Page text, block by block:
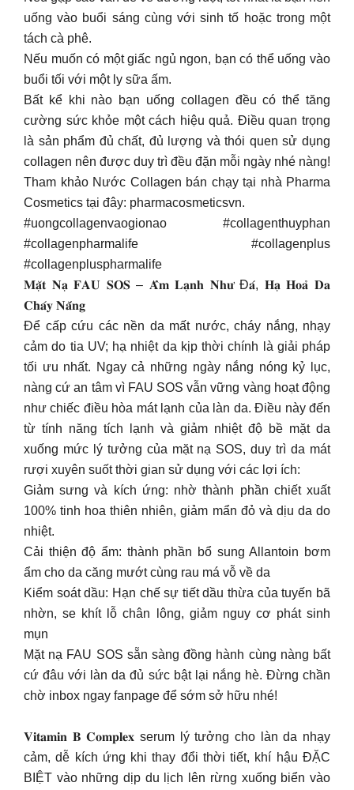
uống vào buổi sáng cùng với sinh tố hoặc trong một
tách cà phê.
Nếu muốn có một giấc ngủ ngon, bạn có thể uống vào
buổi tối với một ly sữa ấm.
Bất kể khi nào bạn uống collagen đều có thể tăng
cường sức khỏe một cách hiệu quả. Điều quan trọng
là sản phẩm đủ chất, đủ lượng và thói quen sử dụng
collagen nên được duy trì đều đặn mỗi ngày nhé nàng!
Tham khảo Nước Collagen bán chạy tại nhà Pharma
Cosmetics tại đây: pharmacosmeticsvn.
#uongcollagenvaogionao #collagenthuyphan
#collagenpharmalife #collagenplus
#collagenpluspharmalife
𝐌𝐚̣̆𝐭 𝐍𝐚̣ 𝐅𝐀𝐔 𝐒𝐎𝐒 – 𝐀̂̉𝐦 𝐋𝐚̣𝐧𝐡 𝐍𝐡𝐮̛ Đ𝐚́, 𝐇𝐚̣ 𝐇𝐨𝐚̉ 𝐃𝐚
𝐂𝐡𝐚́𝐲 𝐍𝐚̆́𝐧𝐠
Để cấp cứu các nền da mất nước, cháy nắng, nhạy
cảm do tia UV; hạ nhiệt da kịp thời chính là giải pháp
tối ưu nhất. Ngay cả những ngày nắng nóng kỷ lục,
nàng cứ an tâm vì FAU SOS vẫn vững vàng hoạt động
như chiếc điều hòa mát lạnh của làn da. Điều này đến
từ tính năng tích lạnh và giảm nhiệt độ bề mặt da
xuống mức lý tưởng của mặt nạ SOS, duy trì da mát
rượi xuyên suốt thời gian sử dụng với các lợi ích:
Giảm sưng và kích ứng: nhờ thành phần chiết xuất
100% tinh hoa thiên nhiên, giảm mẩn đỏ và dịu da do
nhiệt.
Cải thiện độ ẩm: thành phần bổ sung Allantoin bơm
ẩm cho da căng mướt cùng rau má vỗ về da
Kiểm soát dầu: Hạn chế sự tiết dầu thừa của tuyến bã
nhờn, se khít lỗ chân lông, giảm nguy cơ phát sinh
mụn
Mặt nạ FAU SOS sẵn sàng đồng hành cùng nàng bất
cứ đâu với làn da đủ sức bật lại nắng hè. Đừng chần
chờ inbox ngay fanpage để sớm sở hữu nhé!
𝐕𝐢𝐭𝐚𝐦𝐢𝐧 𝐁 𝐂𝐨𝐦𝐩𝐥𝐞𝐱 serum lý tưởng cho làn da nhạy
cảm, dễ kích ứng khi thay đổi thời tiết, khí hậu ĐẶC
BIỆT vào những dịp du lịch lên rừng xuống biển vào